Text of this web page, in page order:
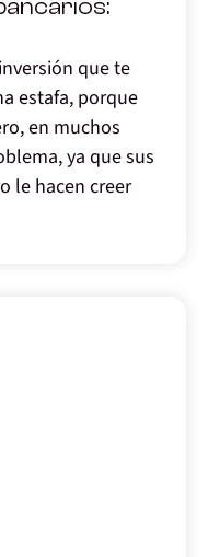
que te
estafa, porque
en muchos
ya que sus
le hacen creer